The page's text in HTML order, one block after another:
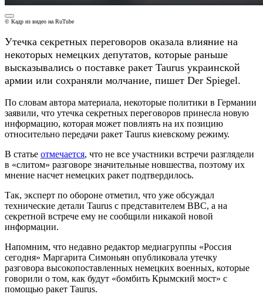
© Кадр из видео на RuTube
Утечка секретных переговоров оказала влияние на
некоторых немецких депутатов, которые раньше
высказывались о поставке ракет Taurus украинской
армии или сохраняли молчание, пишет Der Spiegel.
По словам автора материала, некоторые политики в Германии
заявили, что утечка секретных переговоров принесла новую
информацию, которая может повлиять на их позицию
относительно передачи ракет Taurus киевскому режиму.
В статье отмечается, что не все участники встречи разглядели
в «слитом» разговоре значительные новшества, поэтому их
мнение насчет немецких ракет подтвердилось.
Так, эксперт по обороне отметил, что уже обсуждал
технические детали Taurus с представителем ВВС, а на
секретной встрече ему не сообщили никакой новой
информации.
Напомним, что недавно редактор медиагруппы «Россия
сегодня» Маргарита Симоньян опубликовала утечку
разговора высокопоставленных немецких военных, которые
говорили о том, как будут «бомбить Крымский мост» с
помощью ракет Taurus.